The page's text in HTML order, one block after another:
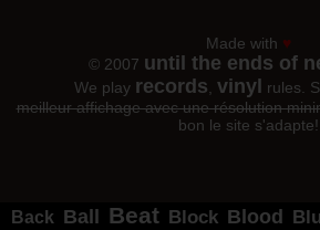
Made with ♥
© 2007 until the ends of
We play records vinyl
rules.
meilleur affichage avec une résolution
bon le site s'adapte!
Back Ball Beat Block Blood